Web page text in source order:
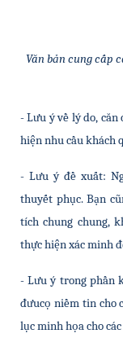
Văn bản cung cấp
- Lưu ý về lý do, căn
hiện nhu cầu khách
- Lưu ý đề xuất:
thuyết phục. Bạn
tích chung chung,
thực hiện xác minh
- Lưu ý trong phần
đưucọ niềm tin cho
lục minh họa cho